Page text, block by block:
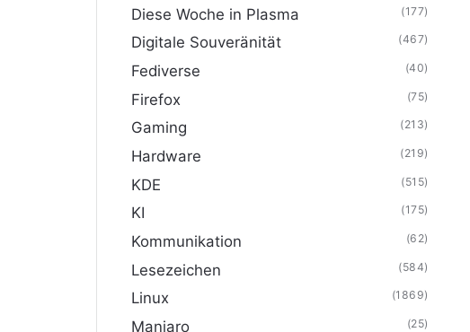
Diese Woche in Plasma (177)
Digitale Souveränität (467)
Fediverse (40)
Firefox (75)
Gaming (213)
Hardware (219)
KDE (515)
KI (175)
Kommunikation (62)
Lesezeichen (584)
Linux (1869)
Manjaro (25)